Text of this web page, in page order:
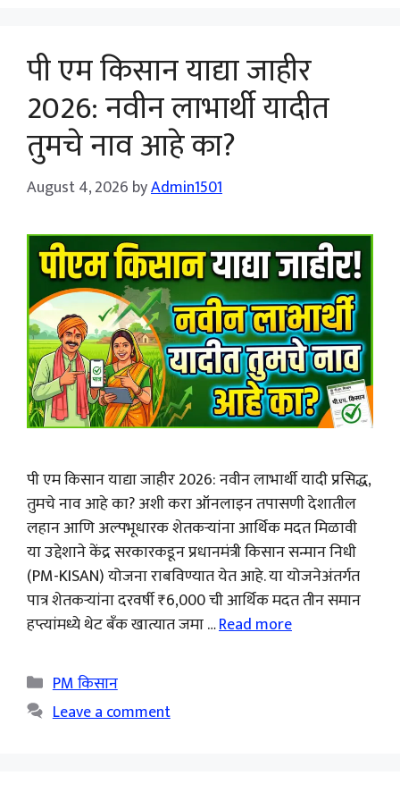
पी एम किसान याद्या जाहीर
2026: नवीन लाभार्थी यादीत
तुमचे नाव आहे का?
August 4, 2026 byAdmin1501
पी एम किसान याद्या जाहीर 2026: नवीन लाभार्थी यादी प्रसिद्ध,
तुमचे नाव आहे का? अशी करा ऑनलाइन तपासणी देशातील
लहान आणि अल्पभूधारक शेतकऱ्यांना आर्थिक मदत मिळावी
या उद्देशाने केंद्र सरकारकडून प्रधानमंत्री किसान सन्मान निधी
(PM-KISAN) योजना राबविण्यात येत आहे. या योजनेअंतर्गत
पात्र शेतकऱ्यांना दरवर्षी ₹6,000 ची आर्थिक मदत तीन समान
हप्त्यांमध्ये थेट बँक खात्यात जमा …Read more
Categories
PM किसान
Leave a comment